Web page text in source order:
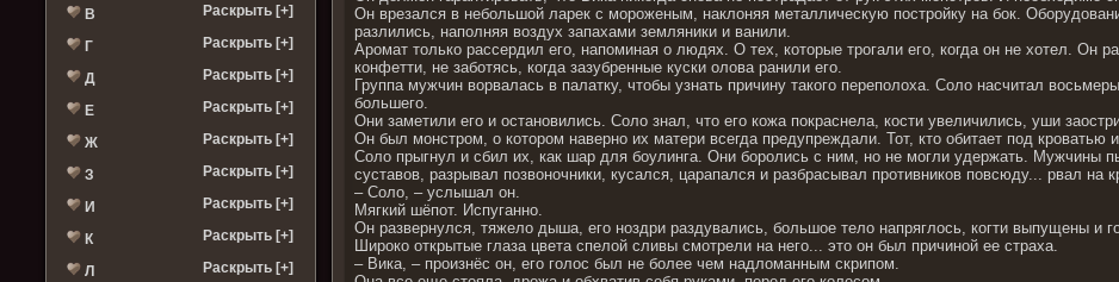
В Раскрыть [+]
Г Раскрыть [+]
Д Раскрыть [+]
Е Раскрыть [+]
Ж Раскрыть [+]
З Раскрыть [+]
И Раскрыть [+]
К Раскрыть [+]
Л Раскрыть [+]
Он врезался в небольшой ларек с мороженым, наклоняя металлическую постройку на бок.
разлились, наполняя воздух запахами земляники и ванили.
Аромат только рассердил его, напоминая о людях. О тех, которые трогали его, когда он не хотел. Он
конфетти, не заботясь, когда зазубренные куски олова ранили его.
Группа мужчин ворвалась в палатку, чтобы узнать причину такого переполоха. Соло насчитал
большего.
Они заметили его и остановились. Соло знал, что его кожа покраснела, кости увеличились, уши
Он был монстром, о котором наверно их матери всегда предупреждали. Тот, кто обитает под
Соло прыгнул и сбил их, как шар для боулинга. Они боролись с ним, но не могли удержать. Мужчины
суставов, разрывал позвоночники, кусался, царапался и разбрасывал противников повсюду... рвал на
– Соло, – услышал он.
Мягкий шёпот. Испуганно.
Он развернулся, тяжело дыша, его ноздри раздувались, большое тело напряглось, когти выпущены и
Широко открытые глаза цвета спелой сливы смотрели на него... это он был причиной ее страха.
– Вика, – произнёс он, его голос был не более чем надломанным скрипом.